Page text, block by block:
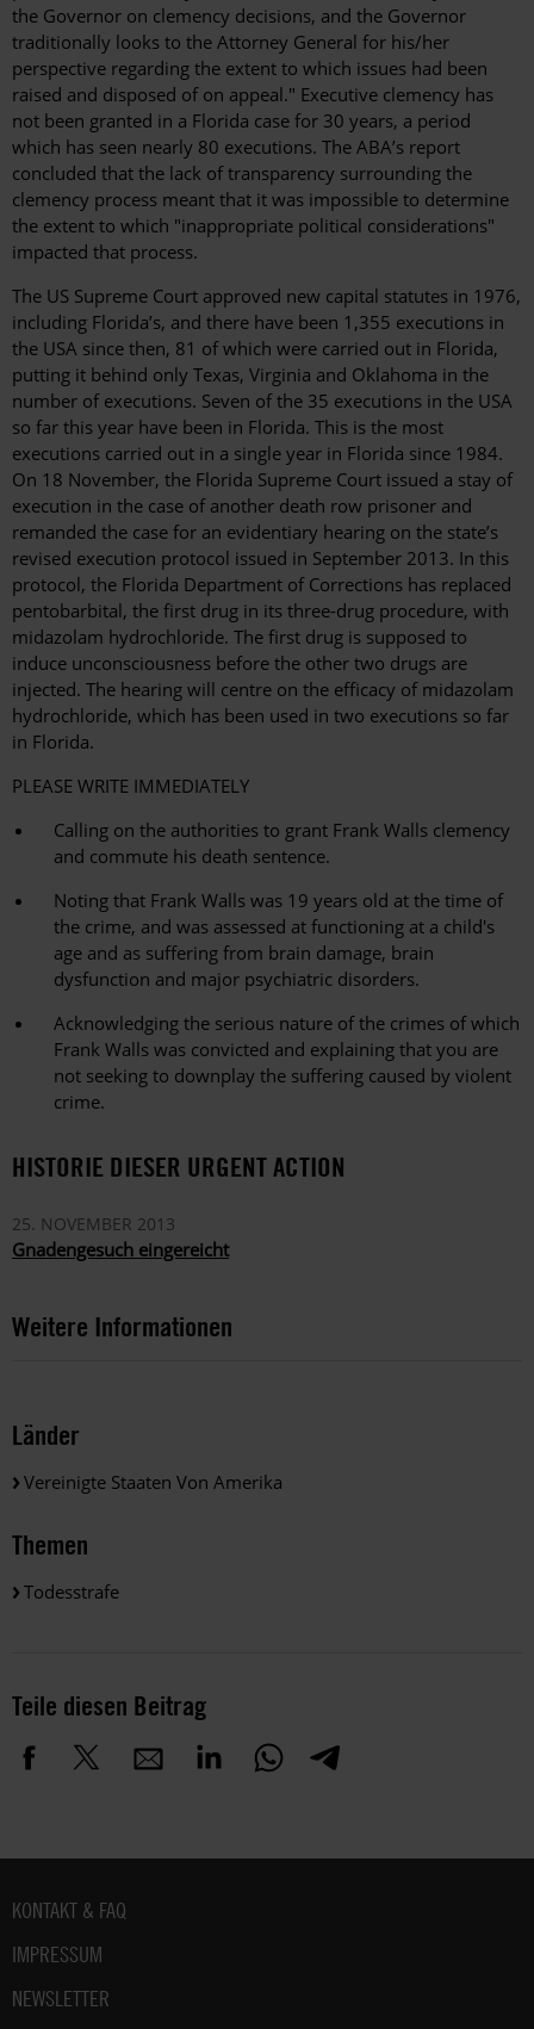
the Governor on clemency decisions, and the Governor
traditionally looks to the Attorney General for his/her
perspective regarding the extent to which issues had been
raised and disposed of on appeal." Executive clemency has
not been granted in a Florida case for 30 years, a period
which has seen nearly 80 executions. The ABA’s report
concluded that the lack of transparency surrounding the
clemency process meant that it was impossible to determine
the extent to which "inappropriate political considerations"
impacted that process.
The US Supreme Court approved new capital statutes in 1976,
including Florida’s, and there have been 1,355 executions in
the USA since then, 81 of which were carried out in Florida,
putting it behind only Texas, Virginia and Oklahoma in the
number of executions. Seven of the 35 executions in the USA
so far this year have been in Florida. This is the most
executions carried out in a single year in Florida since 1984.
On 18 November, the Florida Supreme Court issued a stay of
execution in the case of another death row prisoner and
remanded the case for an evidentiary hearing on the state’s
revised execution protocol issued in September 2013. In this
protocol, the Florida Department of Corrections has replaced
pentobarbital, the first drug in its three-drug procedure, with
midazolam hydrochloride. The first drug is supposed to
induce unconsciousness before the other two drugs are
injected. The hearing will centre on the efficacy of midazolam
hydrochloride, which has been used in two executions so far
in Florida.
PLEASE WRITE IMMEDIATELY
Calling on the authorities to grant Frank Walls clemency
and commute his death sentence.
Noting that Frank Walls was 19 years old at the time of
the crime, and was assessed at functioning at a child's
age and as suffering from brain damage, brain
dysfunction and major psychiatric disorders.
Acknowledging the serious nature of the crimes of which
Frank Walls was convicted and explaining that you are
not seeking to downplay the suffering caused by violent
crime.
HISTORIE DIESER URGENT ACTION
25. NOVEMBER 2013
Gnadengesuch eingereicht
Weitere Informationen
Länder
Vereinigte Staaten Von Amerika
Themen
Todesstrafe
Teile diesen Beitrag
Fußbereich
KONTAKT & FAQ
IMPRESSUM
NEWSLETTER